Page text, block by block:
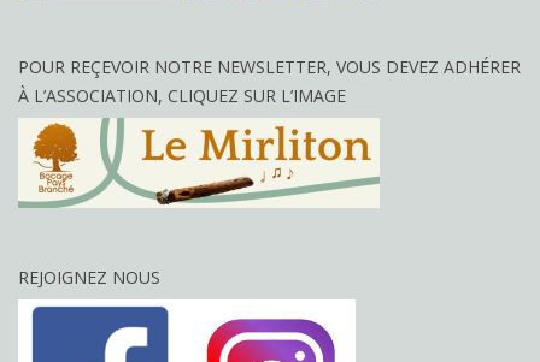
POUR REÇEVOIR NOTRE NEWSLETTER, VOUS DEVEZ ADHÉRER
À L’ASSOCIATION, CLIQUEZ SUR L’IMAGE
REJOIGNEZ NOUS